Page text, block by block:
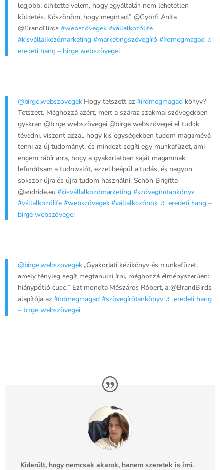
legjobb, elhitette velem, hogy egyáltalán nem lehetetlen
küldetés. Köszönöm, hogy megírtad.” @Győrfi Anita
@BrandBirds#webszövegek #vállalkozólife
#kisvállalkozómarketing #marketingszövegíró #írdmegmagad ♬
eredeti hang – birge webszövegei
@birge.webszovegek Hogy tetszett az#írdmegmagad könyv?
Tetszett. Méghozzá azért, mert a száraz szakmai szövegekben
gyakran @birge webszövegei @birge webszövegei el tudok
tévedni, viszont azzal, hogy kis egységekben tudom magamévá
tenni az új tudományt, és mindezt segíti egy munkafüzet, ami
engem rábír arra, hogy a gyakorlatban saját magamnak
lefordítsam a tudnivalót, ezzel beépül a tudás, és nagyon
sokszor újra és újra tudom használni. Schön Brigitta
@andride.eu#kisvállalkozómarketing #szövegírótankönyv
#vállalkozólife #webszövegek #vállalkozónők ♬ eredeti hang –
birge webszövegei
@birge.webszovegek „Gyakorlati kézikönyv és munkafüzet,
amely tényleg segít megtanulni írni, méghozzá élményszerűen:
hiánypótló cucc.” Ezt mondta Mészáros Róbert, a @BrandBirds
alapítója az#írdmegmagad #szövegírótankönyv ♬ eredeti hang
– birge webszövegei
Kiderült, hogy nemcsak akarok, hanem szeretek is írni.